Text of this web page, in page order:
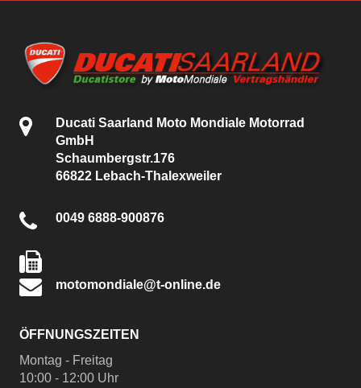
Ducati Saarland Moto Mondiale Motorrad
GmbH
Schaumbergstr.176
66822 Lebach-Thalexweiler
0049 6888-900876
motomondiale@t-online.de
ÖFFNUNGSZEITEN
Montag - Freitag
10:00 - 12:00 Uhr